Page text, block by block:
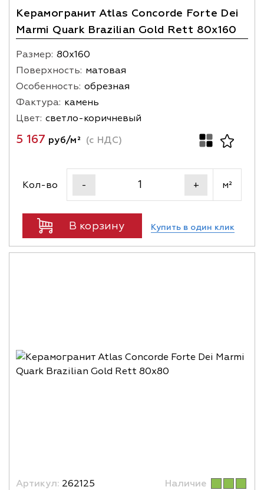
Керамогранит Atlas Concorde Forte Dei
Marmi Quark Brazilian Gold Rett 80x160
Размер: 80х160
Поверхность: матовая
Особенность: обрезная
Фактура: камень
Цвет: светло-коричневый
5 167 руб/м² (с НДС)
Кол-во - + м²
В корзину Купить в один клик
Артикул: 262125 Наличие